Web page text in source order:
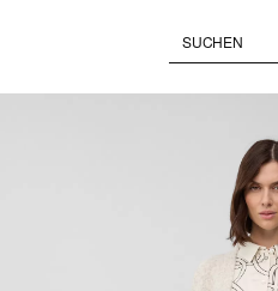
Pausiert • Stumm